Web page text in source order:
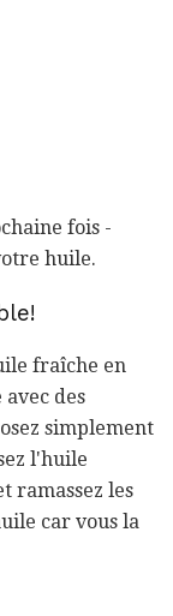
fois -
huile.
fraîche en
des
simplement
l'huile
ramassez les
car vous la